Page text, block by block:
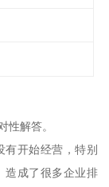
性解答。
开始经营，特别
造成了很多企业排